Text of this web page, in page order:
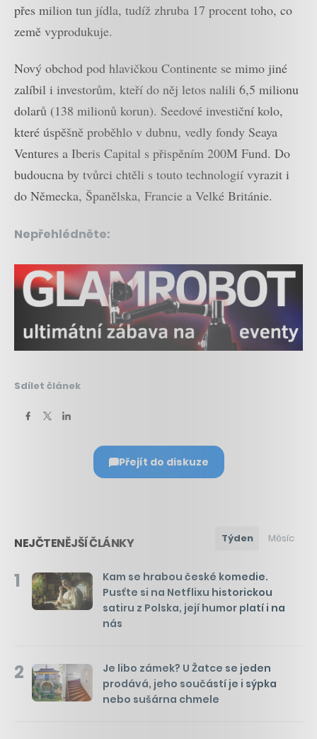
přes milion tun jídla, tudíž zhruba 17 procent toho, co
země vyprodukuje.
Nový obchod pod hlavičkou Continente se mimo jiné
zalíbil i investorům, kteří do něj letos nalili 6,5 milionu
dolarů (138 milionů korun). Seedové investiční kolo,
které úspěšně proběhlo v dubnu, vedly fondy Seaya
Ventures a Iberis Capital s přispěním 200M Fund. Do
budoucna by tvůrci chtěli s touto technologií vyrazit i
do Německa, Španělska, Francie a Velké Británie.
Nepřehlédněte:
Sdílet článek
Přejít do diskuze
NEJČTENĚJŠÍ ČLÁNKY Týden Měsíc
1
Kam se hrabou české komedie.
Pusťte si na Netflixu historickou
satiru z Polska, její humor platí i na
nás
2
Je libo zámek? U Žatce se jeden
prodává, jeho součástí je i sýpka
nebo sušárna chmele